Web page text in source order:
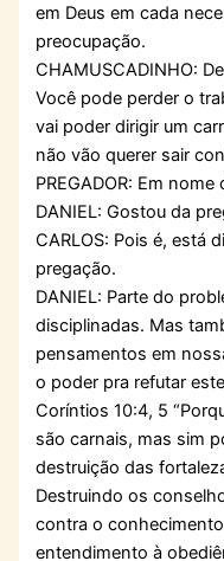
em Deus em cada
preocupação.
CHAMUSCADINHO:
Você pode perder o
vai poder dirigir um
não vão querer sair
PREGADOR: Em
DANIEL: Gostou da
CARLOS: Pois é, está
pregação.
DANIEL: Parte do
disciplinadas. Mas
pensamentos em
o poder pra refutar
Coríntios 10:4, 5
são carnais, mas sim
destruição das
Destruindo os
contra o
entendimento à